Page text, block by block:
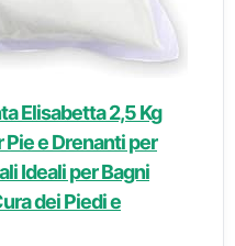
Elisabetta 2,5 Kg
Pie e Drenanti per
Ideali per Bagni
dei Piedi e